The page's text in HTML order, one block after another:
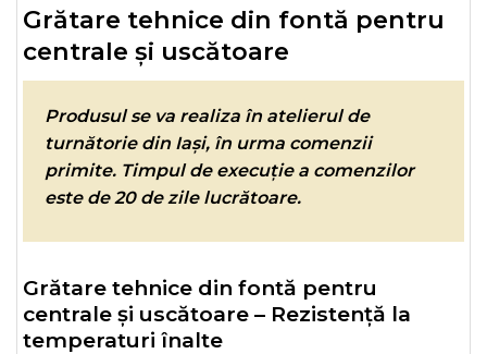
Grătare tehnice din fontă pentru
centrale și uscătoare
Produsul se va realiza în atelierul de
turnătorie din Iași, în urma comenzii
primite. Timpul de execuție a comenzilor
este de 20 de zile lucrătoare.
Grătare tehnice din fontă pentru
centrale și uscătoare – Rezistență la
temperaturi înalte